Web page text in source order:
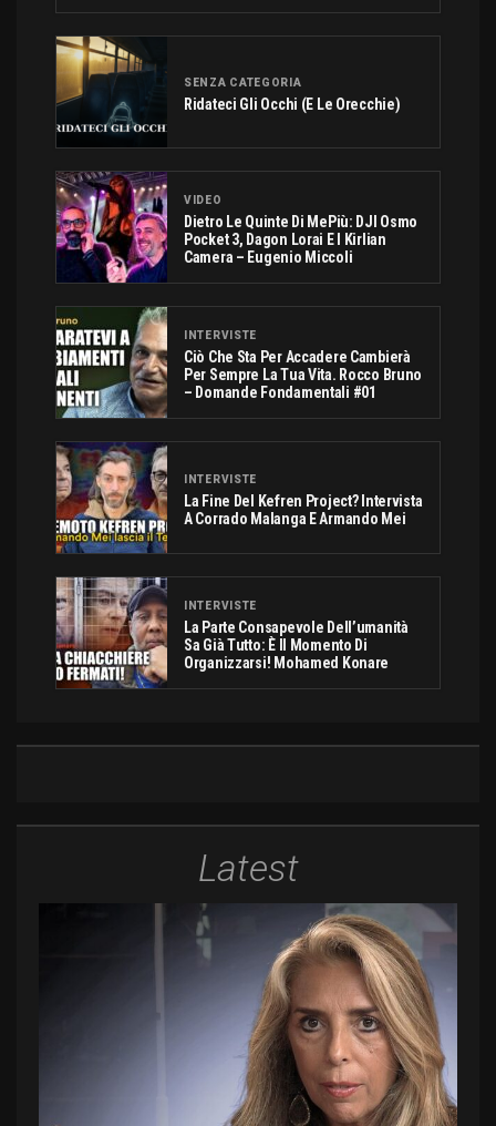
SENZA CATEGORIA
Ridateci Gli Occhi (e Le Orecchie)
VIDEO
Dietro Le Quinte Di MePiù: DJI Osmo
Pocket 3, Dagon Lorai E I Kirlian
Camera – Eugenio Miccoli
INTERVISTE
Ciò Che Sta Per Accadere Cambierà
Per Sempre La Tua Vita. Rocco Bruno
– Domande Fondamentali #01
INTERVISTE
La Fine Del Kefren Project? Intervista
A Corrado Malanga E Armando Mei
INTERVISTE
La Parte Consapevole Dell’umanità
Sa Già Tutto: È Il Momento Di
Organizzarsi! Mohamed Konare
Latest